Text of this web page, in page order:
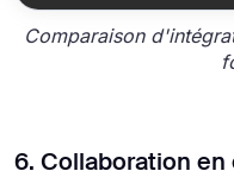
Comparaison
6. Collaboration en